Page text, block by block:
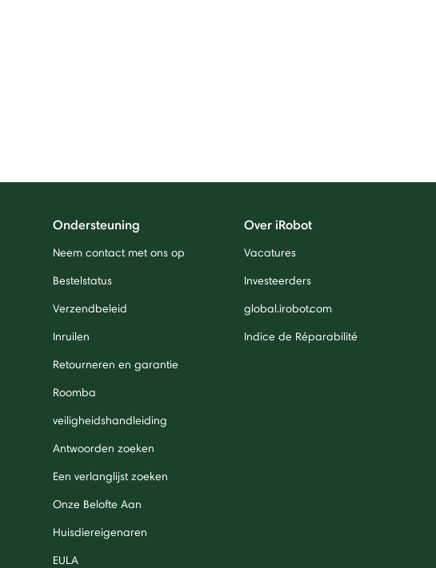
Ondersteuning
Neem contact met ons op
Bestelstatus
Verzendbeleid
Inruilen
Retourneren en garantie
Roomba
veiligheidshandleiding
Antwoorden zoeken
Een verlanglijst zoeken
Onze Belofte Aan
Huisdiereigenaren
EULA
Over iRobot
Vacatures
Investeerders
global.irobot.com
Indice de Réparabilité